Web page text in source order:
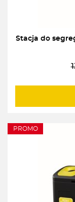
Stacja do
PROMO